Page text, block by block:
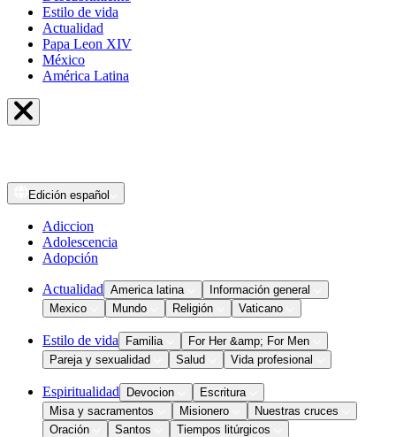
Estilo de vida
Actualidad
Papa Leon XIV
México
América Latina
Edición español
Adiccion
Adolescencia
Adopción
Actualidad America latina
Información general
Mexico
Mundo Religión Vaticano
Estilo de vida Familia
For Her &amp; For Men
Pareja y sexualidad
Salud Vida profesional
Espiritualidad Devocion
Escritura
Misa y sacramentos
Misionero
Nuestras cruces
Oración
Santos
Tiempos litúrgicos